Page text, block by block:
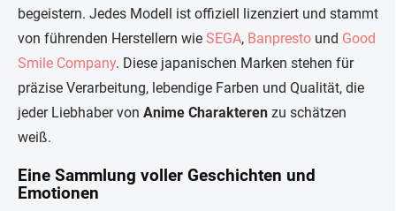
begeistern. Jedes Modell ist offiziell lizenziert und stammt
von führenden Herstellern wie SEGA, Banpresto und Good
Smile Company. Diese japanischen Marken stehen für
präzise Verarbeitung, lebendige Farben und Qualität, die
jeder Liebhaber von Anime Charakteren zu schätzen
weiß.
Eine Sammlung voller Geschichten und
Emotionen